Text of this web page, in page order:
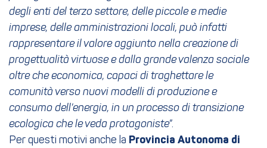
degli enti del terzo settore, delle piccole e medie
imprese, delle amministrazioni locali, può infatti
rappresentare il valore aggiunto nella creazione di
progettualità virtuose e dalla grande valenza sociale
oltre che economica, capaci di traghettare le
comunità verso nuovi modelli di produzione e
consumo dell’energia, in un processo di transizione
ecologica che le veda protagoniste”.
Per questi motivi anche la Provincia Autonoma di